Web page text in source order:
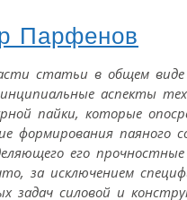
Парфенов
статьи в общем
аспекты
пайки, которые
формирования паяного
его
за исключением
задач силовой и